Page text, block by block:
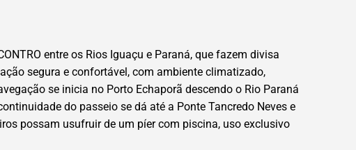
entre os Rios Iguaçu e Paraná, que fazem divisa
segura e confortável, com ambiente climatizado,
se inicia no Porto Echaporã descendo o Rio Paraná
do passeio se dá até a Ponte Tancredo Neves e
possam usufruir de um píer com piscina, uso exclusivo